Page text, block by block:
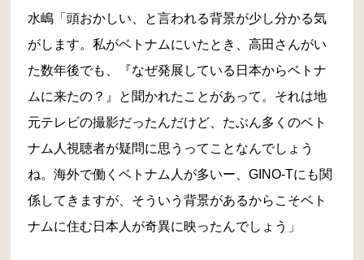
水嶋「頭おかしい、と言われる背景が少し分かる気
がします。私がベトナムにいたとき、高田さんがい
た数年後でも、『なぜ発展している日本からベトナ
ムに来たの？』と聞かれたことがあって。それは地
元テレビの撮影だったんだけど、たぶん多くのベト
ナム人視聴者が疑問に思うってことなんでしょう
ね。海外で働くベトナム人が多いー、GINO-Tにも関
係してきますが、そういう背景があるからこそベト
ナムに住む日本人が奇異に映ったんでしょう」